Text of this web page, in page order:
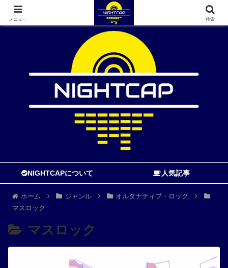
寝る前に読む音楽ブログ
NIGHTCAPについて 人気記事
ホーム ジャンル
オルタナティブ・ロック
マスロック
マスロック
メニュー 検索